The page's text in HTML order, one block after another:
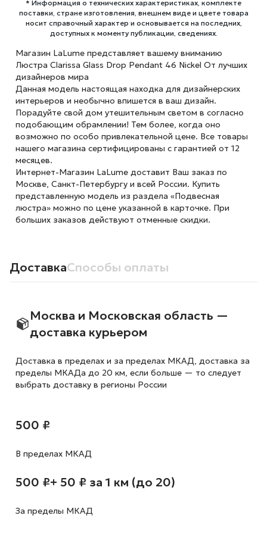
* Информация о технических характеристиках, комплекте
поставки, стране изготовления, внешнем виде и цвете товара
носит справочный характер и основывается на последних,
доступных к моменту публикации, сведениях.
Магазин LaLume представляет вашему вниманию
Люстра Clarissa Glass Drop Pendant 46 Nickel От лучших
дизайнеров мира
Данная модель настоящая находка для дизайнерских
интерьеров и необычно впишется в ваш дизайн.
Порадуйте свой дом утешительным светом в согласно
подобающим обрамлении! Тем более, когда оно
возможно по особо привлекательной цене. Все товары
нашего магазина сертифицированы с гарантией от 12
месяцев.
Интернет-Магазин LaLume доставит Ваш заказ по
Москве, Санкт-Петербургу и всей России. Купить
представленную модель из раздела «Подвесная
люстра» можно по цене указанной в карточке. При
больших заказов действуют отменные скидки.
ДоставкаСпособы оплаты
Москва и Московская область —
доставка курьером
Доставка в пределах и за пределах МКАД, доставка за
пределы МКАДа до 20 км, если больше — то следует
выбрать доставку в регионы России
500 ₽
В пределах МКАД
500 ₽+ 50 ₽ за 1 км (до 20)
За пределы МКАД